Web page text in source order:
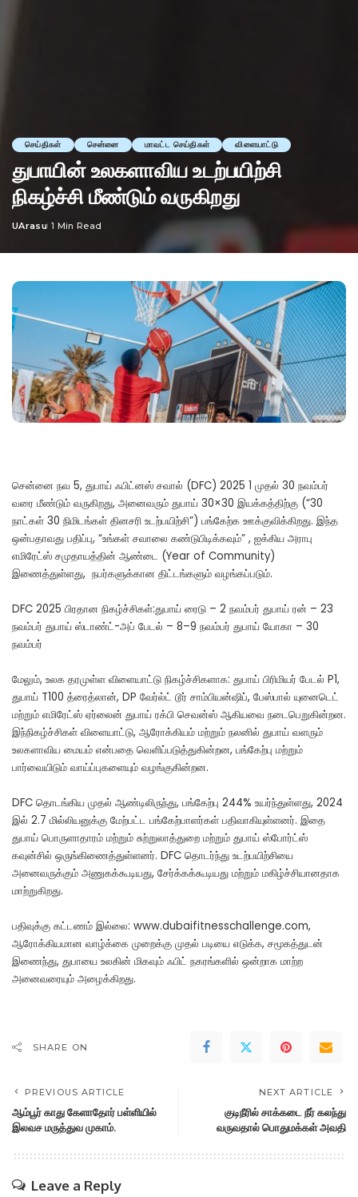
செய்திகள் சென்னை மாவட்ட செய்திகள் விளையாட்டு
துபாயின் உலகளாவிய உடற்பயிற்சி
நிகழ்ச்சி மீண்டும் வருகிறது
Posted
UArasu 1 Min Read
சென்னை நவ 5, துபாய் ஃபிட்னஸ் சவால் (DFC) 2025 1 முதல் 30 நவம்பர்
வரை மீண்டும் வருகிறது, அனைவரும் துபாய் 30×30 இயக்கத்திற்கு (“30
நாட்கள் 30 நிமிடங்கள் தினசரி உடற்பயிற்சி”) பங்கேற்க ஊக்குவிக்கிறது. இந்த
ஒன்பதாவது பதிப்பு, “உங்கள் சவாலை கண்டுபிடிக்கவும்” , ஐக்கிய அராபு
எமிரேட்ஸ் சமுதாயத்தின் ஆண்டை (Year of Community)
இணைத்துள்ளது, நபர்களுக்கான திட்டங்களும் வழங்கப்படும்.
DFC 2025 பிரதான நிகழ்ச்சிகள்:துபாய் ரைடு – 2 நவம்பர் துபாய் ரன் – 23
நவம்பர் துபாய் ஸ்டாண்ட்-அப் பேடல் – 8–9 நவம்பர் துபாய் யோகா – 30
நவம்பர்
மேலும், உலக தரமுள்ள விளையாட்டு நிகழ்ச்சிகளாக: துபாய் பிரிமியர் பேடல் P1,
துபாய் T100 த்ரைத்லான், DP வேர்ல்ட் டூர் சாம்பியன்ஷிப், பேஸ்பால் யுனைடெட்
மற்றும் எமிரேட்ஸ் ஏர்லைன் துபாய் ரக்பி செவன்ஸ் ஆகியவை நடைபெறுகின்றன.
இந்நிகழ்ச்சிகள் விளையாட்டு, ஆரோக்கியம் மற்றும் நலனில் துபாய் வளரும்
உலகளாவிய மையம் என்பதை வெளிப்படுத்துகின்றன, பங்கேற்பு மற்றும்
பார்வையிடும் வாய்ப்புகளையும் வழங்குகின்றன.
DFC தொடங்கிய முதல் ஆண்டிலிருந்து, பங்கேற்பு 244% உயர்ந்துள்ளது, 2024
இல் 2.7 மில்லியனுக்கு மேற்பட்ட பங்கேற்பாளர்கள் பதிவாகியுள்ளனர். இதை
துபாய் பொருளாதாரம் மற்றும் சுற்றுலாத்துறை மற்றும் துபாய் ஸ்போர்ட்ஸ்
கவுன்சில் ஒருங்கிணைத்துள்ளனர். DFC தொடர்ந்து உடற்பயிற்சியை
அனைவருக்கும் அணுகக்கூடியது, சேர்க்கக்கூடியது மற்றும் மகிழ்ச்சியானதாக
மாற்றுகிறது.
பதிவுக்கு கட்டணம் இல்லை: www.dubaifitnesschallenge.com,
ஆரோக்கியமான வாழ்க்கை முறைக்கு முதல் படியை எடுக்க, சமூகத்துடன்
இணைந்து, துபாயை உலகின் மிகவும் ஃபிட் நகரங்களில் ஒன்றாக மாற்ற
அனைவரையும் அழைக்கிறது.
SHARE ON
PREVIOUS ARTICLE
ஆம்பூர் காது கேளாதோர் பள்ளியில்
இலவச மருத்துவ முகாம்.
NEXT ARTICLE
குடிநீரில் சாக்கடை நீர் கலந்து
வருவதால் பொதுமக்கள் அவதி
Leave a Reply